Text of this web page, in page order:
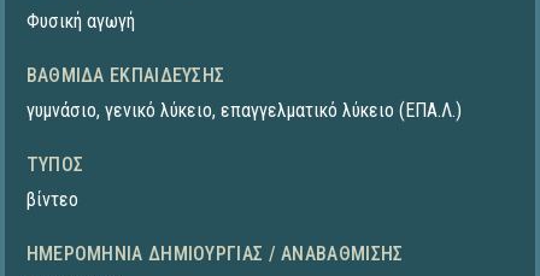
Φυσική αγωγή
ΒΑΘΜΊΔΑ ΕΚΠΑΊΔΕΥΣΗΣ
γυμνάσιο, γενικό λύκειο, επαγγελματικό λύκειο (ΕΠΑ.Λ.)
ΤΎΠΟΣ
βίντεο
ΗΜΕΡΟΜΗΝΊΑ ΔΗΜΙΟΥΡΓΊΑΣ / ΑΝΑΒΆΘΜΙΣΗΣ